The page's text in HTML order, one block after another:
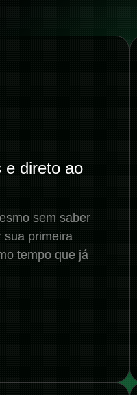
e direto ao
sem saber
sua primeira
tempo que já